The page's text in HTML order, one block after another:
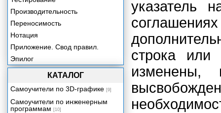
указатель
строка
изменены,
Производительность
Переносимость
Нотация
Приложение. Свод правил.
Эпилог
КАТАЛОГ
Самоучители по 3D-графике [9]
Самоучители по инженерным
программам [10]